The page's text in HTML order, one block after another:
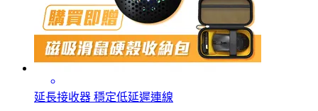
延長接收器 穩定低延遲連線